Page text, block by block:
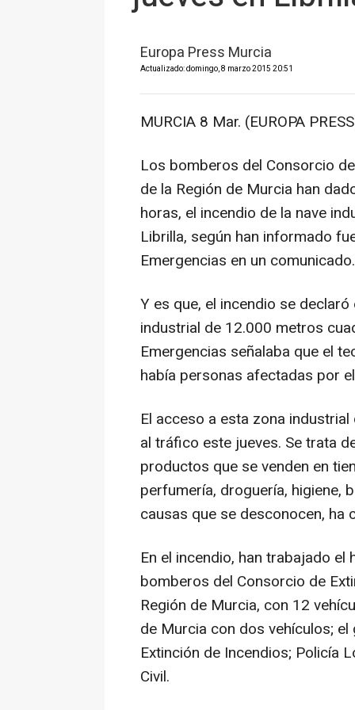
Europa Press Murcia
Actualizado: domingo, 8 marzo 2015 20:51
MURCIA 8 Mar. (EUROPA
Los bomberos del Consorcio
de la Región de Murcia han
horas, el incendio de la nave
Librilla, según han informado
Emergencias en un comunicado.
Y es que, el incendio se
industrial de 12.000 metros
Emergencias señalaba que el
había personas afectadas por
El acceso a esta zona
al tráfico este jueves. Se trata
productos que se venden en
perfumería, droguería, higiene,
causas que se desconocen, ha
En el incendio, han trabajado
bomberos del Consorcio de
Región de Murcia, con 12
de Murcia con dos vehículos;
Extinción de Incendios; Policía
Civil.